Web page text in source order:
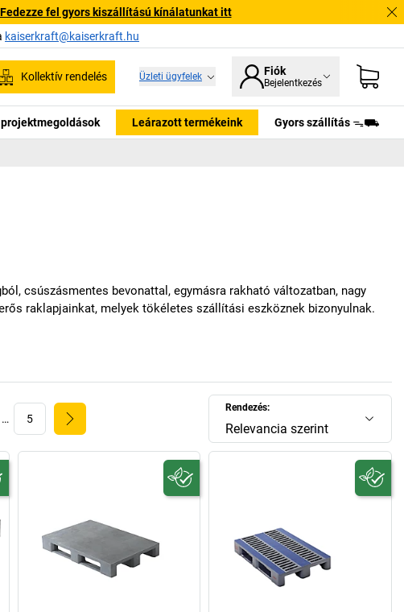
fel gyors kiszállítású kínálatunkat itt
kaiserkraft@kaiserkraft.hu
Kollektív rendelés Üzleti ügyfelek Fiók
Bejelentkezés
Leárazott termékeink Gyors szállítás ᯓ⛟
csúszásmentes bevonattal, egymásra rakható változatban, nagy
raklapjainkat, melyek tökéletes szállítási eszköznek bizonyulnak.
Rendezés:
Relevancia szerint
… 5